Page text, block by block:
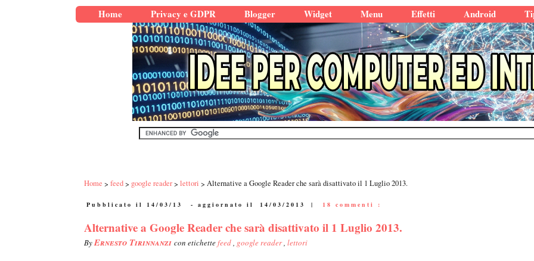
Home Privacy e GDPR Blogger Widget Menu Effetti Android
Home feed google reader lettori Alternative a Google Reader che sarà disattivato il 1 Luglio 2013.
Pubblicato il 14/03/13 - aggiornato il 14/03/2013 | 18 commenti :
Alternative a Google Reader che sarà disattivato il 1 Luglio 2013.
ByErnesto Tirinnanzi con etichettefeed, google reader, lettori